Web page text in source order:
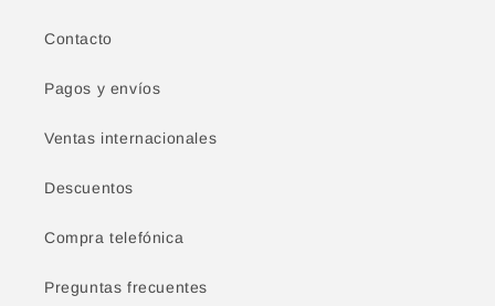
Contacto
Pagos y envíos
Ventas internacionales
Descuentos
Compra telefónica
Preguntas frecuentes